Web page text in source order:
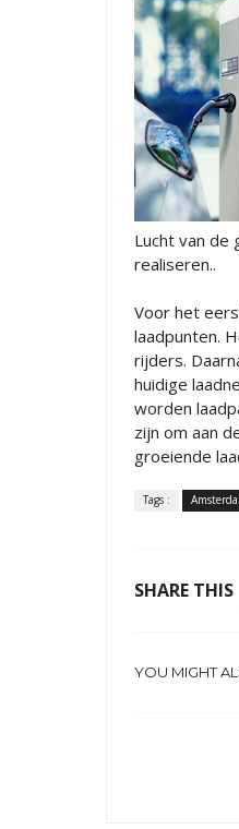
Lucht van
realiseren..
Voor het
laadpunten.
rijders.
huidige
worden
zijn om aan
groeiende
Tags :
SHARE THIS
YOU MIGHT